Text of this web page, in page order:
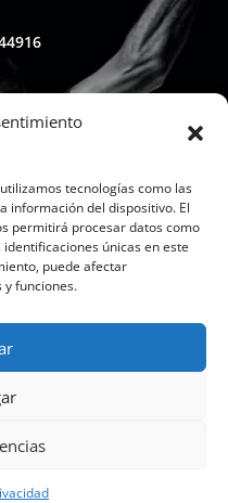
tecnologías como las
información del dispositivo. El
permitirá procesar datos como
únicas en este
puede afectar
funciones.